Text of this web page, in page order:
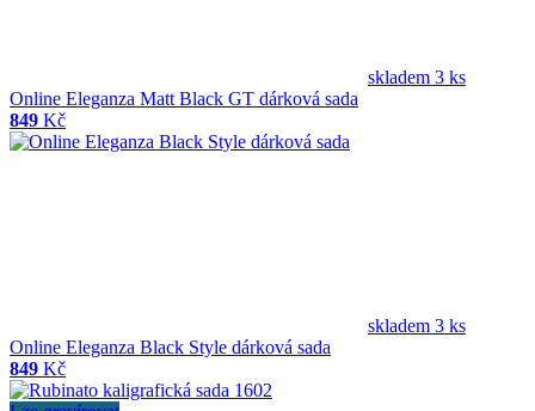
skladem 3 ks
Online Eleganza Matt Black GT dárková sada
849 Kč
skladem 3 ks
Online Eleganza Black Style dárková sada
849 Kč